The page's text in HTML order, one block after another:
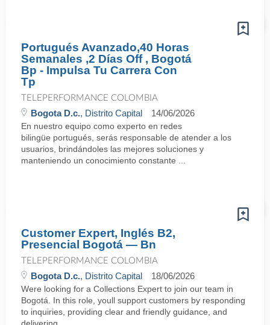
Portugués Avanzado,40 Horas
Semanales ,2 Días Off , Bogotá
Bp - Impulsa Tu Carrera Con
Tp
TELEPERFORMANCE COLOMBIA
Bogota D.c., Distrito Capital 14/06/2026
En nuestro equipo como experto en redes
bilingüe portugués, serás responsable de atender a los
usuarios, brindándoles las mejores soluciones y
manteniendo un conocimiento constante ...
Customer Expert, Inglés B2,
Presencial Bogotá — Bn
TELEPERFORMANCE COLOMBIA
Bogota D.c., Distrito Capital 18/06/2026
Were looking for a Collections Expert to join our team in
Bogotá. In this role, youll support customers by responding
to inquiries, providing clear and friendly guidance, and